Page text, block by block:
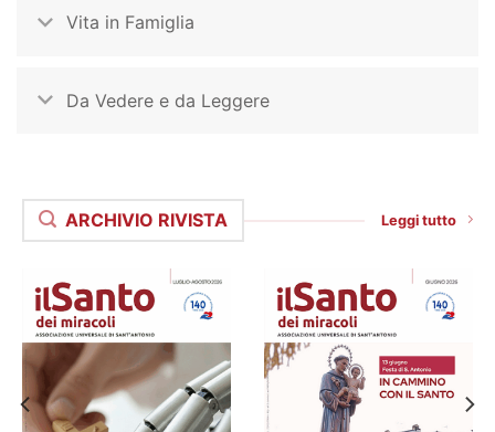
Vita in Famiglia
Da Vedere e da Leggere
ARCHIVIO RIVISTA Leggi tutto